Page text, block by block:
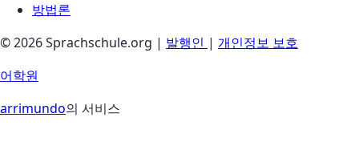
방법론
© 2026 Sprachschule.org | 발행인 | 개인정보 보호
어학원
arrimundo의 서비스